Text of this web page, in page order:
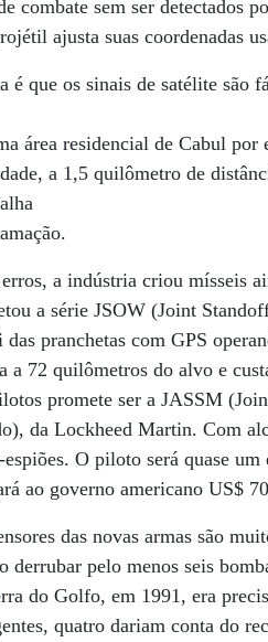
combate sem ser detectados
ajusta suas coordenadas
é que os sinais de satélite são
área residencial de Cabul por
a 1,5 quilômetro de
erros, a indústria criou mísseis
a série JSOW (Joint
pranchetas com GPS
a 72 quilômetros do alvo e
promete ser a JASSM
da Lockheed Martin. Com
O piloto será quase
ao governo americano US$
das novas armas são
derrubar pelo menos seis
do Golfo, em 1991, era
quatro dariam conta do